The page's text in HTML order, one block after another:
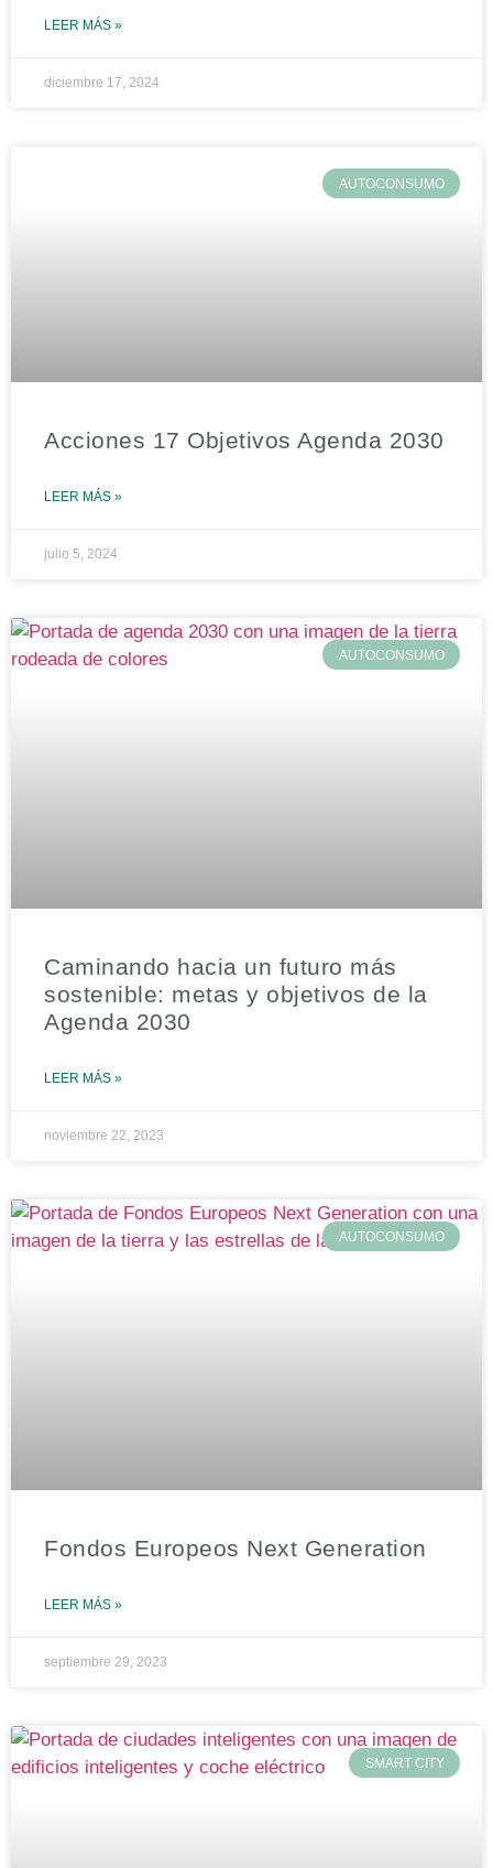
LEER MÁS »
diciembre 17, 2024
AUTOCONSUMO
Acciones 17 Objetivos Agenda 2030
LEER MÁS »
julio 5, 2024
AUTOCONSUMO
Caminando hacia un futuro más
sostenible: metas y objetivos de la
Agenda 2030
LEER MÁS »
noviembre 22, 2023
AUTOCONSUMO
Fondos Europeos Next Generation
LEER MÁS »
septiembre 29, 2023
SMART CITY